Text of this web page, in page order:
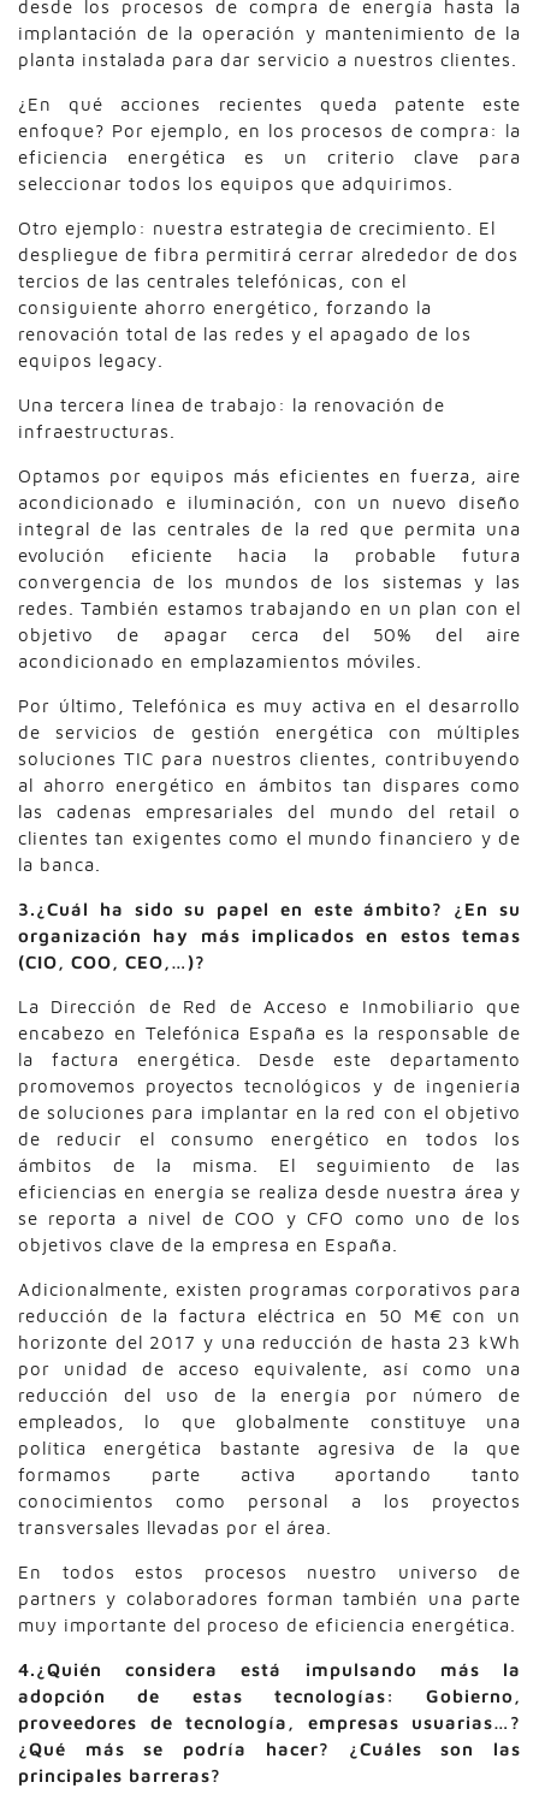
desde los procesos de compra de energía hasta la
implantación de la operación y mantenimiento de la
planta instalada para dar servicio a nuestros clientes.
¿En qué acciones recientes queda patente este
enfoque? Por ejemplo, en los procesos de compra: la
eficiencia energética es un criterio clave para
seleccionar todos los equipos que adquirimos.
Otro ejemplo: nuestra estrategia de crecimiento. El
despliegue de fibra permitirá cerrar alrededor de dos
tercios de las centrales telefónicas, con el
consiguiente ahorro energético, forzando la
renovación total de las redes y el apagado de los
equipos legacy.
Una tercera línea de trabajo: la renovación de
infraestructuras.
Optamos por equipos más eficientes en fuerza, aire
acondicionado e iluminación, con un nuevo diseño
integral de las centrales de la red que permita una
evolución eficiente hacia la probable futura
convergencia de los mundos de los sistemas y las
redes. También estamos trabajando en un plan con el
objetivo de apagar cerca del 50% del aire
acondicionado en emplazamientos móviles.
Por último, Telefónica es muy activa en el desarrollo
de servicios de gestión energética con múltiples
soluciones TIC para nuestros clientes, contribuyendo
al ahorro energético en ámbitos tan dispares como
las cadenas empresariales del mundo del retail o
clientes tan exigentes como el mundo financiero y de
la banca.
3.¿Cuál ha sido su papel en este ámbito? ¿En su
organización hay más implicados en estos temas
(CIO, COO, CEO,…)?
La Dirección de Red de Acceso e Inmobiliario que
encabezo en Telefónica España es la responsable de
la factura energética. Desde este departamento
promovemos proyectos tecnológicos y de ingeniería
de soluciones para implantar en la red con el objetivo
de reducir el consumo energético en todos los
ámbitos de la misma. El seguimiento de las
eficiencias en energía se realiza desde nuestra área y
se reporta a nivel de COO y CFO como uno de los
objetivos clave de la empresa en España.
Adicionalmente, existen programas corporativos para
reducción de la factura eléctrica en 50 M€ con un
horizonte del 2017 y una reducción de hasta 23 kWh
por unidad de acceso equivalente, así como una
reducción del uso de la energía por número de
empleados, lo que globalmente constituye una
política energética bastante agresiva de la que
formamos parte activa aportando tanto
conocimientos como personal a los proyectos
transversales llevadas por el área.
En todos estos procesos nuestro universo de
partners y colaboradores forman también una parte
muy importante del proceso de eficiencia energética.
4.¿Quién considera está impulsando más la
adopción de estas tecnologías: Gobierno,
proveedores de tecnología, empresas usuarias…?
¿Qué más se podría hacer? ¿Cuáles son las
principales barreras?